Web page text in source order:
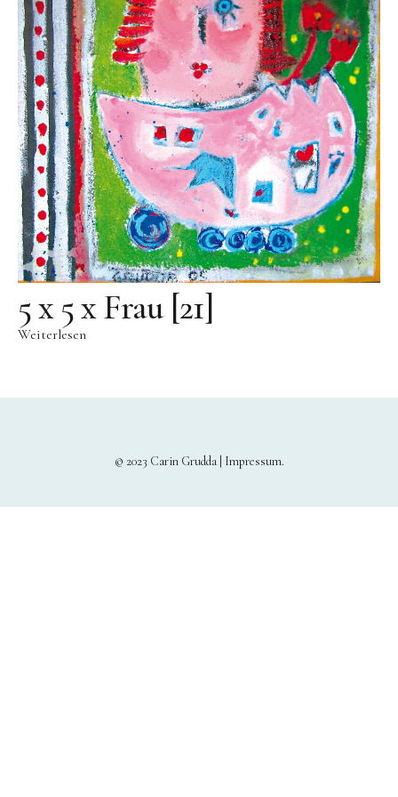
Literatur
Kontakt
Kontakt
Wegbeschreibung
Impressum
Datenschutz
5 x 5 x Frau [21]
Weiterlesen
© 2023 Carin Grudda | Impressum